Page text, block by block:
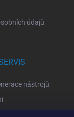
údajů
nástrojů